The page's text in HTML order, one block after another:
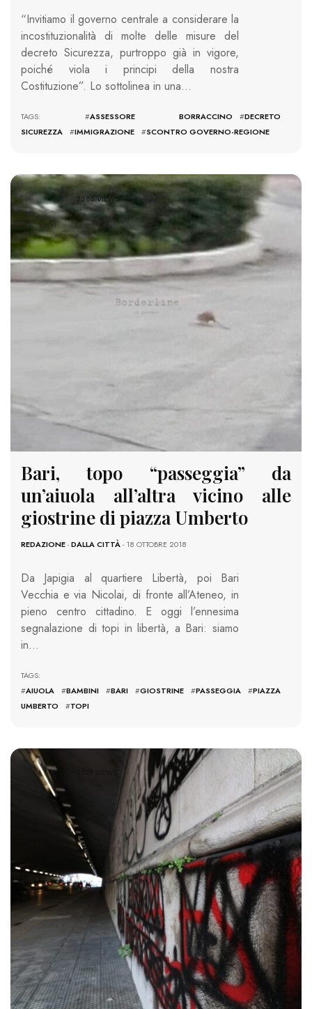
“Invitiamo il governo centrale a considerare la
incostituzionalità di molte delle misure del
decreto Sicurezza, purtroppo già in vigore,
poiché viola i principi della nostra
Costituzione”. Lo sottolinea in una…
TAGS: #ASSESSORE BORRACCINO #DECRETO
SICUREZZA
#IMMIGRAZIONE #SCONTRO GOVERNO-REGIONE
2286 VIEWS
Bari, topo “passeggia” da
un’aiuola all’altra vicino alle
giostrine di piazza Umberto
REDAZIONE-DALLA CITTÀ- 18 OTTOBRE 2018
Da Japigia al quartiere Libertà, poi Bari
Vecchia e via Nicolai, di fronte all’Ateneo, in
pieno centro cittadino. E oggi l’ennesima
segnalazione di topi in libertà, a Bari: siamo
in…
TAGS:
#AIUOLA #BAMBINI #BARI #GIOSTRINE #PASSEGGIA #PIAZZA
UMBERTO
#TOPI